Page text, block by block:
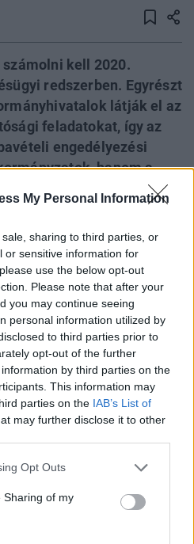
My Personal Information
sharing to third parties, or
or sensitive information for
use the below opt-out
Please note that after your
you may continue seeing
personal information utilized by
to third parties prior to
opt-out of the further
by third parties on the
This information may
parties on the IAB’s List of
may further disclose it to other
Opt Outs
Sharing of my
kell 2020.
redszerben. Egyrészt
látják el az
feladatokat, így az
engedélyezési
hanem a
megváltoznak, az
eljárásokban
eljárást lehet majd
az osztott hatáskörű
rendszert, jelenleg az
feladatokat a jegyzők, illetve a
osztályok látják el és a
másodfokú
március 1-től azonban a
hírarchívumához